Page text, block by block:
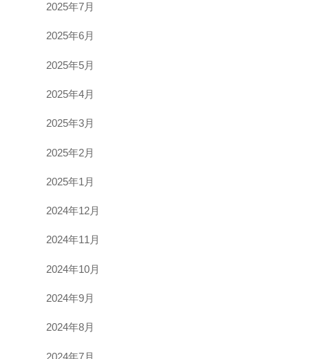
2025年7月
2025年6月
2025年5月
2025年4月
2025年3月
2025年2月
2025年1月
2024年12月
2024年11月
2024年10月
2024年9月
2024年8月
2024年7月